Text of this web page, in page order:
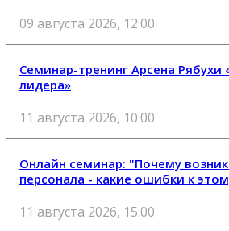
09 августа 2026, 12:00
Семинар-тренинг Арсена Рябухи
лидера»
11 августа 2026, 10:00
Онлайн семинар: "Почему
персонала - какие ошибки к
11 августа 2026, 15:00